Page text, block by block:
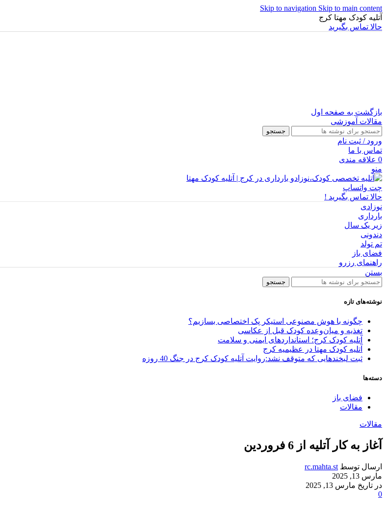
Skip to navigation Skip to main content
آتلیه کودک مهتا کرج
حالا تماس بگیرید
بازگشت به صفحه اول
مقالات آموزشی
جستجو
ورود / ثبت نام
تماس با ما
0 علاقه مندی
منو
چت واتساپ
حالا تماس بگیرید !
نوزادی
بارداری
زیر یک سال
دندونی
تم تولد
فضای باز
راهنمای رزرو
بستن
جستجو
نوشته‌های تازه
چگونه با هوش مصنوعی استیکر پک اختصاصی بسازیم؟
تغذیه و میان‌وعده کودک قبل از عکاسی
آتلیه کودک کرج؛ استانداردهای ایمنی و سلامت
آتلیه کودک مهتا در عظیمیه کرج
ثبت لبخندهایی که متوقف نشد:روایت آتلیه کودک کرج در جنگ 40 روزه
دسته‌ها
فضای باز
مقالات
مقالات
آغاز به کار آتلیه از 6 فروردین
ارسال توسط rc.mahta.st
مارس 13, 2025
در تاریخ مارس 13, 2025
0